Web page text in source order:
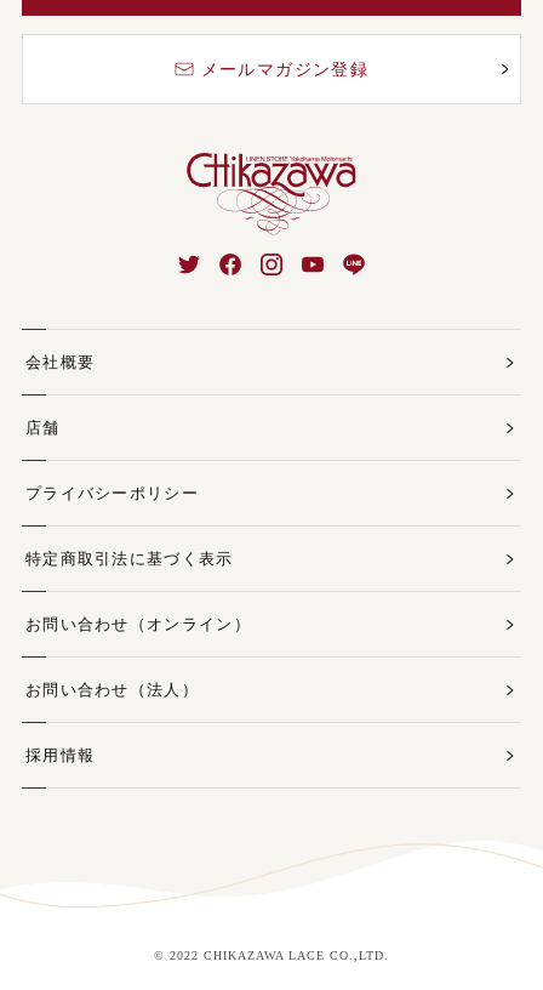
メールマガジン登録
会社概要
店舗
プライバシーポリシー
特定商取引法に基づく表示
お問い合わせ（オンライン）
お問い合わせ（法人）
採用情報
© 2022 CHIKAZAWA LACE CO.,LTD.